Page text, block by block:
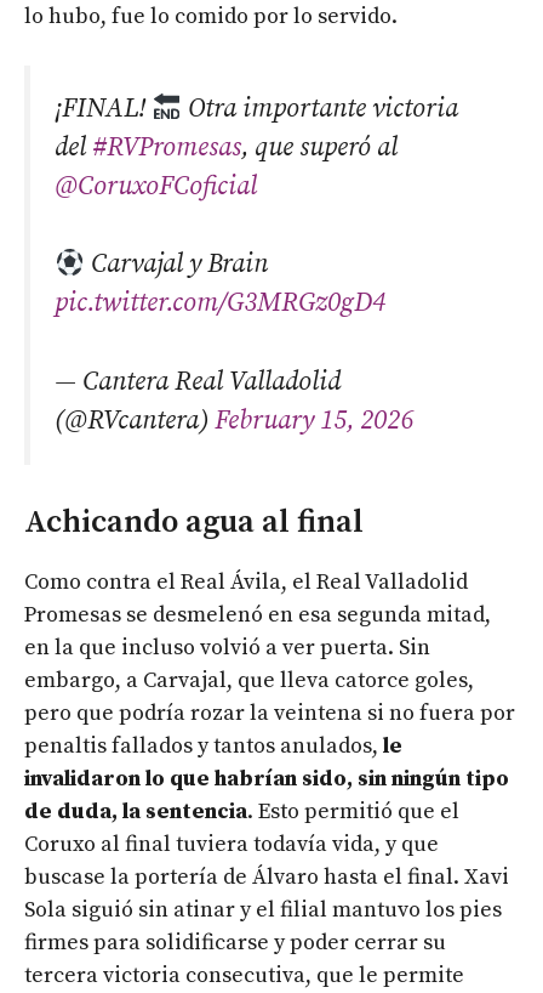
lo hubo, fue lo comido por lo servido.
¡FINAL!
Otra importante victoria
del#RVPromesas, que superó al
@CoruxoFCoficial
Carvajal y Brain
pic.twitter.com/G3MRGz0gD4
— Cantera Real Valladolid
(@RVcantera) February 15, 2026
Achicando agua al final
Como contra el Real Ávila, el Real Valladolid
Promesas se desmelenó en esa segunda mitad,
en la que incluso volvió a ver puerta. Sin
embargo, a Carvajal, que lleva catorce goles,
pero que podría rozar la veintena si no fuera por
penaltis fallados y tantos anulados, le
invalidaron lo que habrían sido, sin ningún tipo
de duda, la sentencia. Esto permitió que el
Coruxo al final tuviera todavía vida, y que
buscase la portería de Álvaro hasta el final. Xavi
Sola siguió sin atinar y el filial mantuvo los pies
firmes para solidificarse y poder cerrar su
tercera victoria consecutiva, que le permite